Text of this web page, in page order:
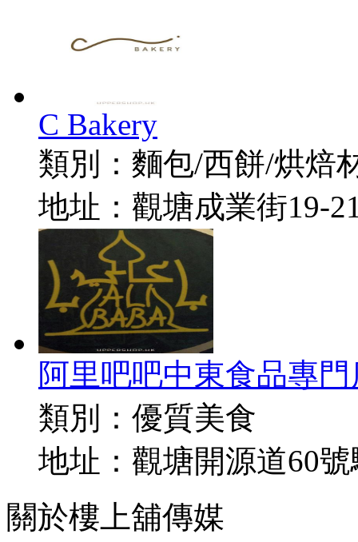
C Bakery
類別： 麵包/西餅/烘焙
地址： 觀塘成業街19-
阿里吧吧中東食品專門
類別： 優質美食
地址： 觀塘開源道60
關於樓上舖傳媒